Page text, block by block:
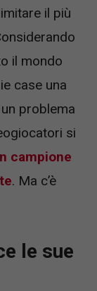
il più
il mondo
case una
problema
si
campione
. Ma c’è
le sue